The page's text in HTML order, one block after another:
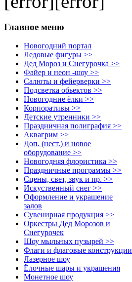
Главное меню
Новогодний портал
Ледовые фигуры >>
Дед Мороз и Снегурочка >>
Файер и неон -шоу >>
Салюты и фейерверки >>
Подсветка обьектов >>
Новогодние ёлки >>
Корпоративы >>
Детские утренники >>
Праздничная полиграфия >>
Аквагрим >>
Доп. (нест.) и новое
оборудование >>
Новогодняя флористика >>
Праздничные программы >>
Сцены, свет, звук и пр. >>
Искуственный снег >>
Оформление и украшение
залов
Сувенирная продукция >>
Оркестры Дед Морозов и
Снегурочек
Шоу мыльных пузырей >>
Флаги и флаговые конструкции
Лазерное шоу
Ёлочные шары и украшения
Монетное шоу